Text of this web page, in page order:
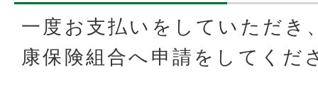
一度お支払いをしていただき
康保険組合へ申請をしてくだ